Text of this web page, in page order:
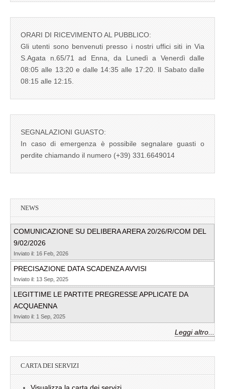
ORARI DI RICEVIMENTO AL PUBBLICO:
Gli utenti sono benvenuti presso i nostri uffici siti in Via
S.Agata n.65/71 ad Enna, da Lunedì a Venerdì dalle
08:05 alle 13:20 e dalle 14:35 alle 17:20. Il Sabato dalle
08:15 alle 12:15.
SEGNALAZIONI GUASTO:
In caso di emergenza è possibile segnalare guasti o
perdite chiamando il numero (+39) 331.6649014
NEWS
COMUNICAZIONE SU DELIBERA ARERA 20/26/R/COM DEL
9/02/2026
Inviato il: 16 Feb, 2026
PRECISAZIONE DATA SCADENZA AVVISI
Inviato il: 13 Sep, 2025
LEGITTIME LE PARTITE PREGRESSE APPLICATE DA
ACQUAENNA
Inviato il: 1 Sep, 2025
Leggi altro...
CARTA DEI SERVIZI